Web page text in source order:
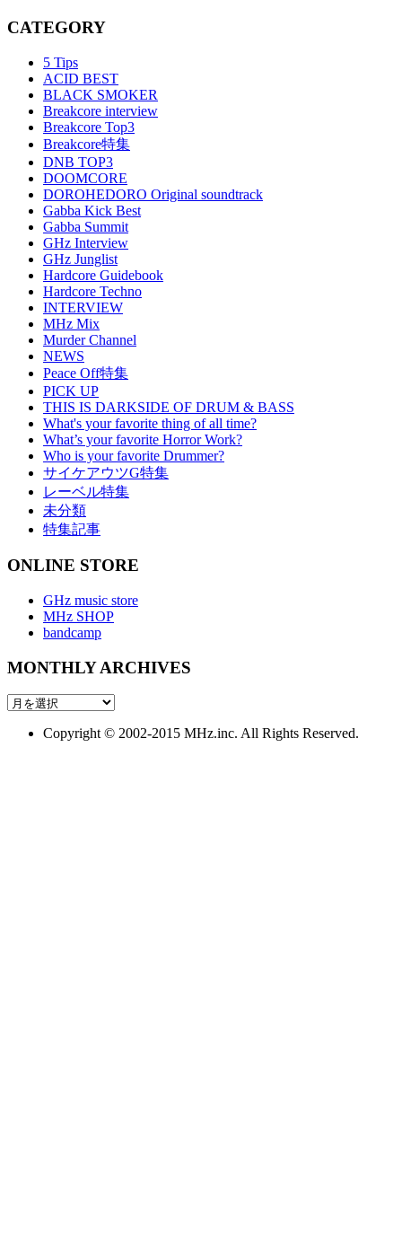
CATEGORY
5 Tips
ACID BEST
BLACK SMOKER
Breakcore interview
Breakcore Top3
Breakcore特集
DNB TOP3
DOOMCORE
DOROHEDORO Original soundtrack
Gabba Kick Best
Gabba Summit
GHz Interview
GHz Junglist
Hardcore Guidebook
Hardcore Techno
INTERVIEW
MHz Mix
Murder Channel
NEWS
Peace Off特集
PICK UP
THIS IS DARKSIDE OF DRUM & BASS
What's your favorite thing of all time?
What’s your favorite Horror Work?
Who is your favorite Drummer?
サイケアウツG特集
レーベル特集
未分類
特集記事
ONLINE STORE
GHz music store
MHz SHOP
bandcamp
MONTHLY ARCHIVES
MONTHLY
Copyright © 2002-2015 MHz.inc. All Rights Reserved.